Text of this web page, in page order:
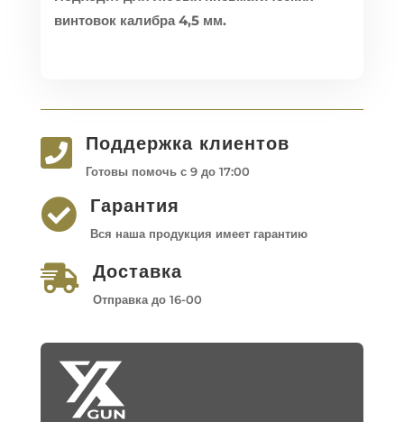
винтовок калибра 4,5 мм.
 Поддержка клиентов
Готовы помочь с 9 до 17:00
 Гарантия
Вся наша продукция имеет гарантию
 Доставка
Отправка до 16-00